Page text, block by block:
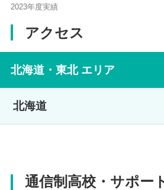
2023年度実績
アクセス
北海道・東北 エリア
北海道
住所
通信制高校・サポー